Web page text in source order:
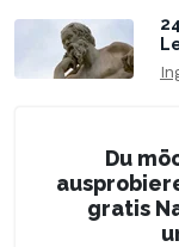
Du
gratis